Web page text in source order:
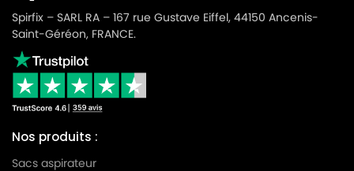
Spirfix – SARL RA – 167 rue Gustave Eiffel, 44150 Ancenis-
Saint-Géréon, FRANCE.
Nos produits :
Sacs aspirateur